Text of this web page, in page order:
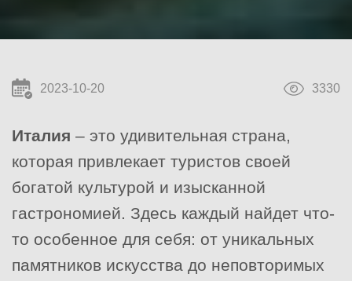
2023-10-20 3330
Италия – это удивительная страна,
которая привлекает туристов своей
богатой культурой и изысканной
гастрономией. Здесь каждый найдет что-
то особенное для себя: от уникальных
памятников искусства до неповторимых